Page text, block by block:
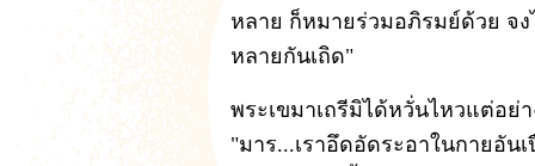
หลาย ก็หมายร่วมอภิรมย์ด้วย จง
หลายกันเถิด"
พระเขมาเถรีมิได้หวั่นไหวแต่อย่
"มาร...เราอึดอัดระอาในกายอัน